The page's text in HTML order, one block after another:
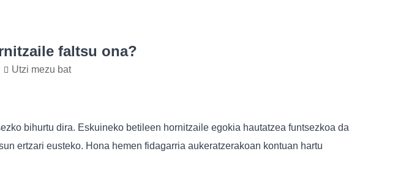
faltsu ona?
Utzi mezu bat
bihurtu dira. Eskuineko betileen hornitzaile egokia hautatzea funtsezkoa da
ertzari eusteko. Hona hemen fidagarria aukeratzerakoan kontuan hartu